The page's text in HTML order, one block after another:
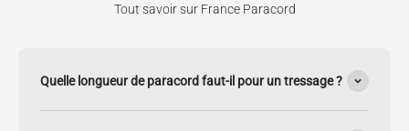
Tout savoir sur France Paracord
Quelle longueur de paracord faut-il pour un tressage ?